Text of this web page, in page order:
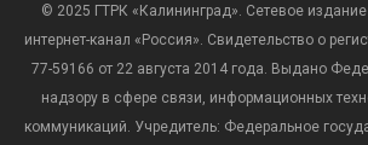
© 2025 ГТРК «Калининград». Сетевое
интернет-канал «Россия». Свидетельство о
77-59166 от 22 августа 2014 года. Выдано
надзору в сфере связи, информационных
коммуникаций. Учредитель: Федеральное